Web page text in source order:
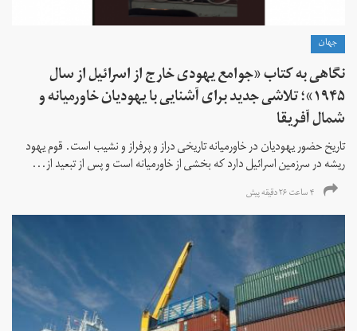
جهان
نگاهی به کتاب «جوامع یهودی خارج از اسرائیل از سال
۱۹۴۵»؛ تلاشی جدید برای آشنایی با یهودیان خاورمیانه و
شمال آفریقا
تاریخ حضور یهودیان در خاورمیانه تاریخی دراز و پرفراز و نشیب است. قوم یهود
ریشه در سرزمین اسرائیل دارد که بخشی از خاورمیانه است و پس از تبعید از...
۴ ساعت ۲۶ دقیقه پیش